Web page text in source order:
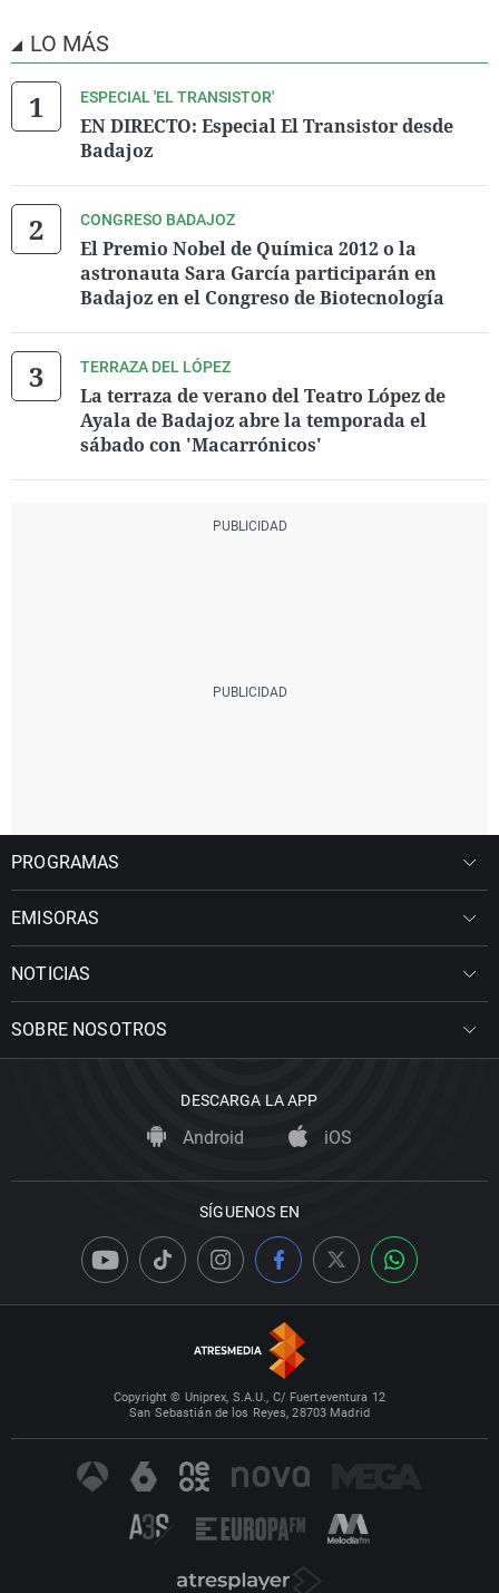
LO MÁS
ESPECIAL 'EL TRANSISTOR'
EN DIRECTO: Especial El Transistor desde
Badajoz
CONGRESO BADAJOZ
El Premio Nobel de Química 2012 o la
astronauta Sara García participarán en
Badajoz en el Congreso de Biotecnología
TERRAZA DEL LÓPEZ
La terraza de verano del Teatro López de
Ayala de Badajoz abre la temporada el
sábado con 'Macarrónicos'
PROGRAMAS
EMISORAS
NOTICIAS
SOBRE NOSOTROS
DESCARGA LA APP
Android iOS
SÍGUENOS EN
Copyright © Uniprex, S.A.U., C/ Fuerteventura 12
San Sebastián de los Reyes, 28703 Madrid